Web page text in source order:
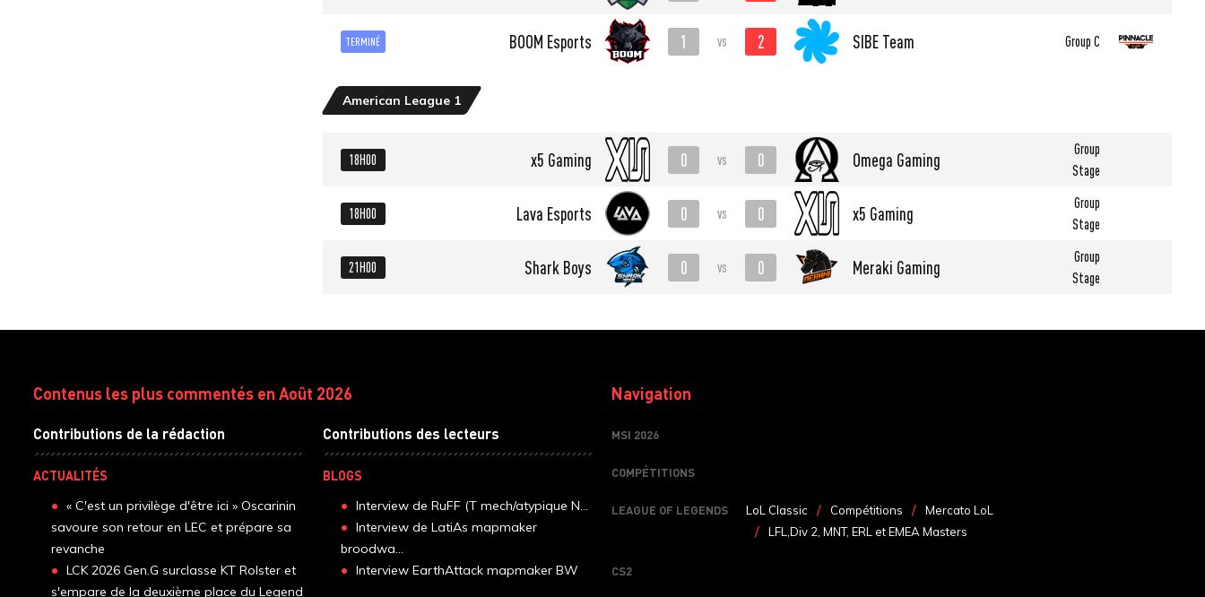
TERMINÉ BOOM Esports 1 vs 2 SIBE Team Group C
American League 1
18H00 x5 Gaming 0 vs 0 Omega Gaming
Group
Stage
18H00 Lava Esports 0 vs 0 x5 Gaming
Group
Stage
21H00 Shark Boys 0 vs 0 Meraki Gaming
Group
Stage
Contenus les plus commentés en Août 2026
Contributions de la rédaction
ACTUALITÉS
« C'est un privilège d'être ici » Oscarinin
savoure son retour en LEC et prépare sa
revanche
LCK 2026 Gen.G surclasse KT Rolster et
s'empare de la deuxième place du Legend
Contributions des lecteurs
BLOGS
Interview de RuFF (T mech/atypique N...
Interview de LatiAs mapmaker
broodwa...
Interview EarthAttack mapmaker BW
Navigation
MSI 2026
COMPÉTITIONS
LEAGUE OF LEGENDS LoL Classic Compétitions
Mercato LoL
LFL,Div 2, MNT, ERL et EMEA Masters
CS2